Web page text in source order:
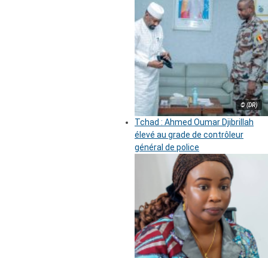
© (DR)
Tchad : Ahmed Oumar Djibrillah
élevé au grade de contrôleur
général de police